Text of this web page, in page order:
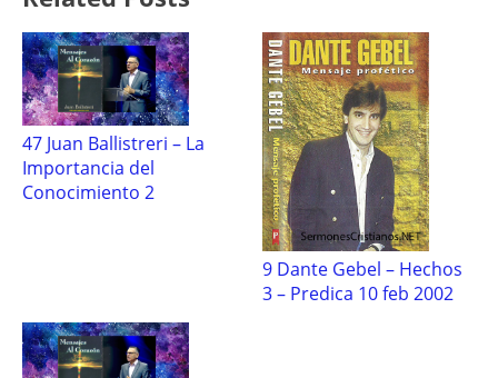
47 Juan Ballistreri – La
Importancia del
Conocimiento 2
9 Dante Gebel – Hechos
3 – Predica 10 feb 2002